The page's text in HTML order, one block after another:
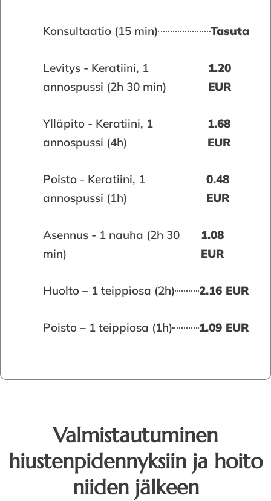
Konsultaatio (15 min) Tasuta
Levitys - Keratiini, 1
annospussi (2h 30 min)
1.20
EUR
Ylläpito - Keratiini, 1
annospussi (4h)
1.68
EUR
Poisto - Keratiini, 1
annospussi (1h)
0.48
EUR
Asennus - 1 nauha (2h 30
min)
1.08
EUR
Huolto – 1 teippiosa (2h) 2.16 EUR
Poisto – 1 teippiosa (1h) 1.09 EUR
Valmistautuminen
hiustenpidennyksiin ja hoito
niiden jälkeen